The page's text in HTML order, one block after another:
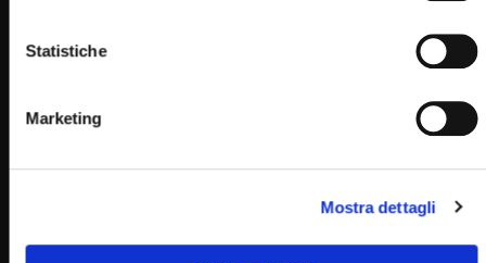
Statistiche
Marketing
Mostra dettagli
Padre Pio
Emittente televisiva cattolica dei frati cappuccini di San
Giovanni Rotondo.